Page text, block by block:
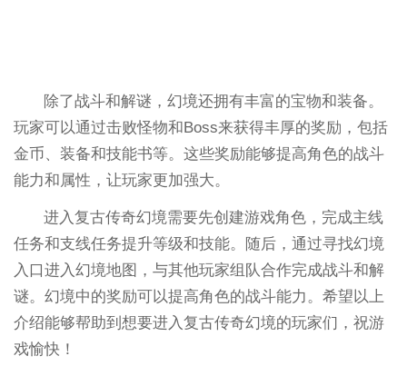
除了战斗和解谜，幻境还拥有丰富的宝物和装备。
玩家可以通过击败怪物和Boss来获得丰厚的奖励，包括
金币、装备和技能书等。这些奖励能够提高角色的战斗
能力和属性，让玩家更加强大。
进入复古传奇幻境需要先创建游戏角色，完成主线
任务和支线任务提升等级和技能。随后，通过寻找幻境
入口进入幻境地图，与其他玩家组队合作完成战斗和解
谜。幻境中的奖励可以提高角色的战斗能力。希望以上
介绍能够帮助到想要进入复古传奇幻境的玩家们，祝游
戏愉快！